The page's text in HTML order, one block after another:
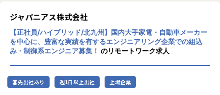
業運営を行っている。
ジャパニアス株式会社
【正社員/ハイブリッド/北九州】国内大手家電・自動車メーカー
を中心に、豊富な実績を有するエンジニアリング企業での組込
み・制御系エンジニア募集！ のリモートワーク求人
客先出社あり 週1日以上出社 上場企業